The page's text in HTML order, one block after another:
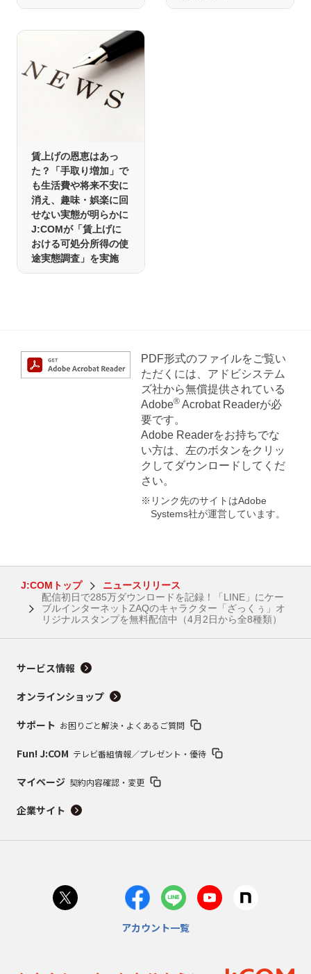
賃上げの恩恵はあっ
た？「手取り増加」で
も生活費や将来不安に
消え、趣味・娯楽に回
せない実態が明らかに
J:COMが「賃上げに
おける可処分所得の使
途実態調査」を実施
PDF形式のファイルをご覧い
ただくには、アドビシステム
ズ社から無償提供されている
Adobe®Acrobat Readerが必
要です。
Adobe Readerをお持ちでな
い方は、左のボタンをクリッ
クしてダウンロードしてくだ
さい。
※リンク先のサイトはAdobe
Systems社が運営しています。
J:COMトップ
ニュースリリース
配信初日で285万ダウンロードを記録！「LINE」にケー
ブルインターネットZAQのキャラクター「ざっくぅ」オ
リジナルスタンプを無料配信中（4月2日から全8種類）
サービス情報
オンラインショップ
サポート お困りごと解決・よくあるご質問
Fun! J:COM テレビ番組情報／プレゼント・優待
マイページ 契約内容確認・変更
企業サイト
アカウント一覧